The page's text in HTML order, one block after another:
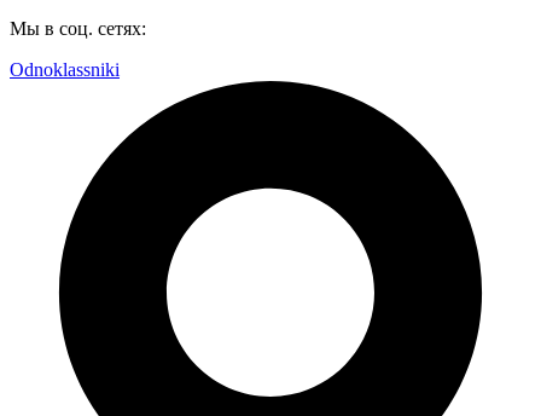
Мы в соц. сетях:
Odnoklassniki